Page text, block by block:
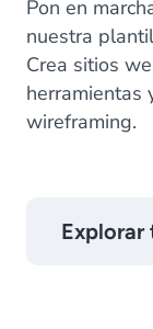
Pon en
nuestra
Crea sitios
herramientas
wireframing.
Explorar